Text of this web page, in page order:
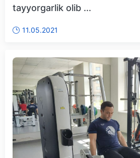
tayyorgarlik olib ...
11.05.2021